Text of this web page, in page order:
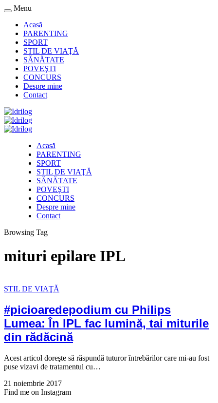
Menu
Acasă
PARENTING
SPORT
STIL DE VIAŢĂ
SĂNĂTATE
POVEŞTI
CONCURS
Despre mine
Contact
Acasă
PARENTING
SPORT
STIL DE VIAŢĂ
SĂNĂTATE
POVEŞTI
CONCURS
Despre mine
Contact
Browsing Tag
mituri epilare IPL
STIL DE VIAŢĂ
#picioaredepodium cu Philips
Lumea: În IPL fac lumină, tai miturile
din rădăcină
Acest articol doreşte să răspundă tuturor întrebărilor care mi-au fost
puse vizavi de tratamentul cu…
21 noiembrie 2017
Find me on Instagram